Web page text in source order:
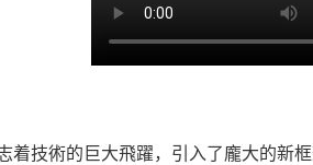
着技術的巨大飛躍，引入了龐大的新